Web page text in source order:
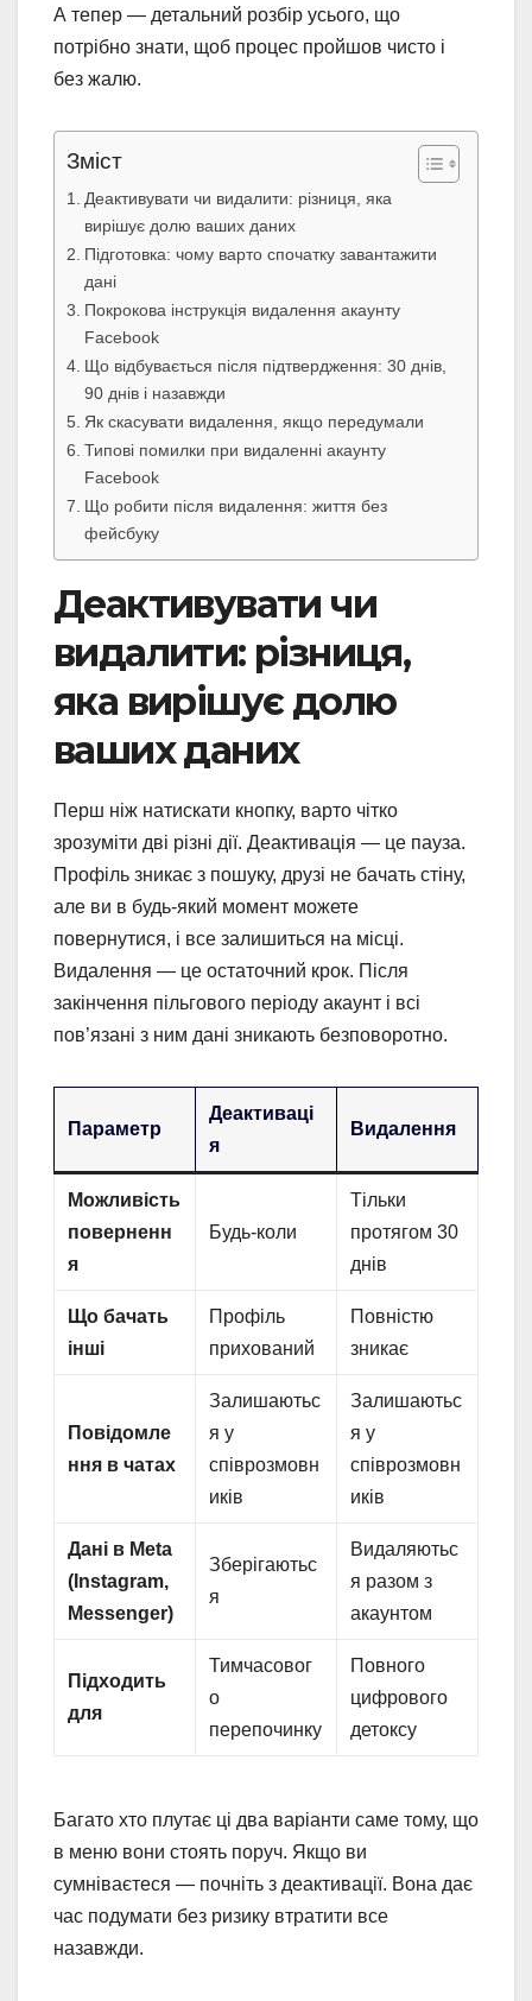
А тепер — детальний розбір усього, що
потрібно знати, щоб процес пройшов чисто і
без жалю.
Зміст
Деактивувати чи видалити: різниця, яка
вирішує долю ваших даних
Підготовка: чому варто спочатку завантажити
дані
Покрокова інструкція видалення акаунту
Facebook
Що відбувається після підтвердження: 30 днів,
90 днів і назавжди
Як скасувати видалення, якщо передумали
Типові помилки при видаленні акаунту
Facebook
Що робити після видалення: життя без
фейсбуку
Деактивувати чи
видалити: різниця,
яка вирішує долю
ваших даних
Перш ніж натискати кнопку, варто чітко
зрозуміти дві різні дії. Деактивація — це пауза.
Профіль зникає з пошуку, друзі не бачать стіну,
але ви в будь-який момент можете
повернутися, і все залишиться на місці.
Видалення — це остаточний крок. Після
закінчення пільгового періоду акаунт і всі
пов’язані з ним дані зникають безповоротно.
Параметр
Деактиваці
я
Видалення
Можливість
поверненн
я
Будь-коли
Тільки
протягом 30
днів
Що бачать
інші
Профіль
прихований
Повністю
зникає
Повідомле
ння в чатах
Залишаютьс
я у
співрозмовн
иків
Залишаютьс
я у
співрозмовн
иків
Дані в Meta
(Instagram,
Messenger)
Зберігаютьс
я
Видаляютьс
я разом з
акаунтом
Підходить
для
Тимчасовог
о
перепочинку
Повного
цифрового
детоксу
Багато хто плутає ці два варіанти саме тому, що
в меню вони стоять поруч. Якщо ви
сумніваєтеся — почніть з деактивації. Вона дає
час подумати без ризику втратити все
назавжди.